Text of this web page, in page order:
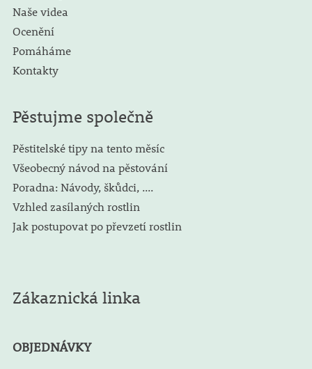
Naše videa
Ocenění
Pomáháme
Kontakty
Pěstujme společně
Pěstitelské tipy na tento měsíc
Všeobecný návod na pěstování
Poradna: Návody, škůdci, ....
Vzhled zasílaných rostlin
Jak postupovat po převzetí rostlin
Zákaznická linka
OBJEDNÁVKY